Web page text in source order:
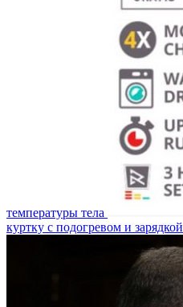
температуры тела
куртку с подогревом и